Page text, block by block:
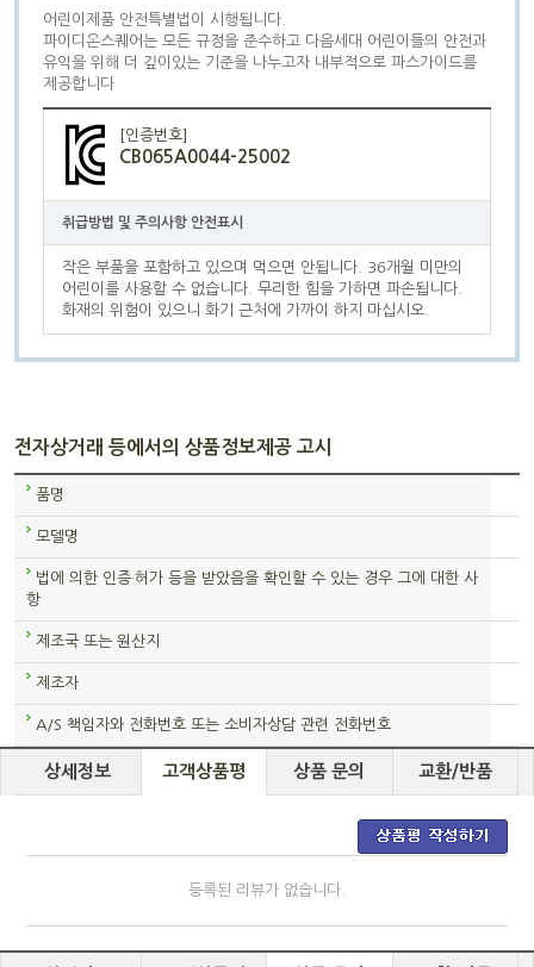
어린이제품 안전특별법이 시행됩니다.
파이디온스퀘어는 모든 규정을 준수하고 다음세대 어린이들의 안전과
유익을 위해 더 깊이있는 기준을 나누고자 내부적으로 파스가이드를
제공합니다
[인증번호]
CB065A0044-25002
취급방법 및 주의사항 안전표시
작은 부품을 포함하고 있으며 먹으면 안됩니다. 36개월 미만의
어린이를 사용할 수 없습니다. 무리한 힘을 가하면 파손됩니다.
화재의 위험이 있으니 화기 근처에 가까이 하지 마십시오.
전자상거래 등에서의 상품정보제공 고시
품명
모델명
법에 의한 인증·허가 등을 받았음을 확인할 수 있는 경우 그에 대한 사
항
제조국 또는 원산지
제조자
A/S 책임자와 전화번호 또는 소비자상담 관련 전화번호
상세정보 고객상품평 상품 문의 교환/반품
등록된 리뷰가 없습니다.